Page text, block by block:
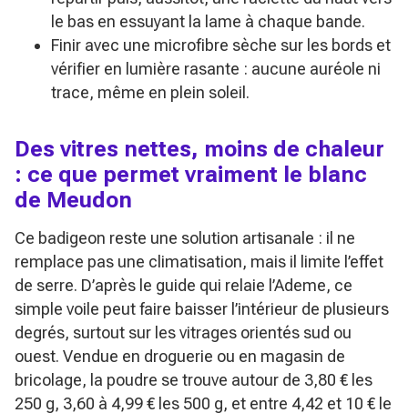
le bas en essuyant la lame à chaque bande.
Finir avec une microfibre sèche sur les bords et
vérifier en lumière rasante : aucune auréole ni
trace, même en plein soleil.
Des vitres nettes, moins de chaleur
: ce que permet vraiment le blanc
de Meudon
Ce badigeon reste une solution artisanale : il ne
remplace pas une climatisation, mais il limite l’effet
de serre. D’après le guide qui relaie l’Ademe, ce
simple voile peut faire baisser l’intérieur de plusieurs
degrés, surtout sur les vitrages orientés sud ou
ouest. Vendue en droguerie ou en magasin de
bricolage, la poudre se trouve autour de 3,80 € les
250 g, 3,60 à 4,99 € les 500 g, et entre 4,42 et 10 € le